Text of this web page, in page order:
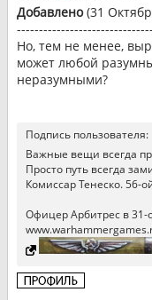
Добавлено(31
Но, тем не менее,
может любой
неразумными?
Подпись пользователя:
Важные вещи всегда
Просто путь всегда
Комиссар Тенеско. 56-
Офицер Арбитрес в